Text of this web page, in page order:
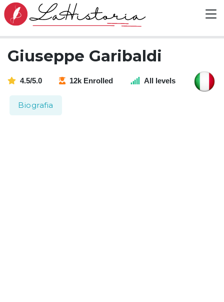
Giuseppe Garibaldi
4.5/5.0 12k Enrolled All levels
Biografia